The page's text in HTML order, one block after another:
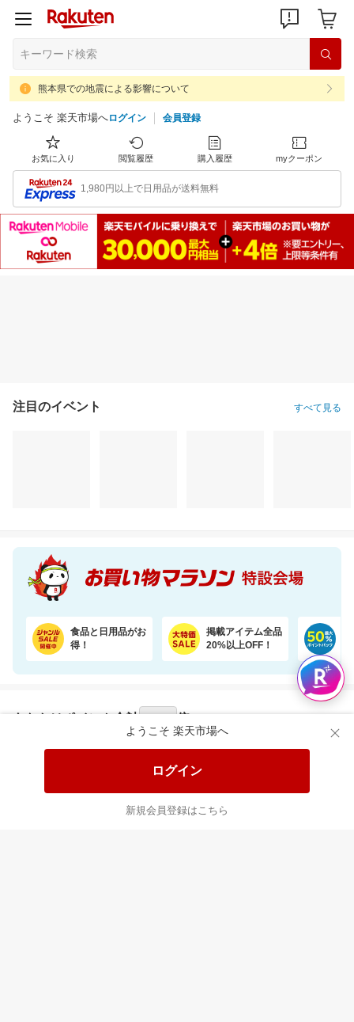
熊本県での地震による影響について
ようこそ 楽天市場へログイン 会員登録
お気に入り 閲覧履歴 購入履歴 myクーポン
1,980円以上で日用品が送料無料
ようこそ 楽天市場へ
ログイン
新規会員登録はこちら
注目のイベント すべて見る
食品と日用品がお
得！
掲載アイテム全品
20%以上OFF！
あなたはポイント 合計 倍